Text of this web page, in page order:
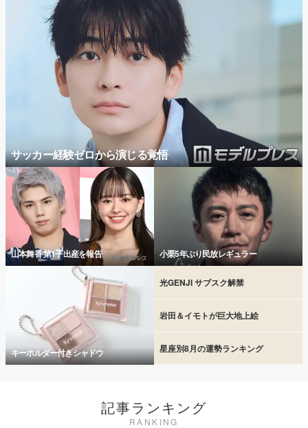
サッカー経験ゼロから演じる覚悟
山本舞香 第1子出産を報告 小栗5年ぶり民放レギュラー
キーホルダー付きシャドウ
光GENJI サブスク解禁
岩田＆イモトが巨大地上絵
星座別8月の運勢ランキング
記事ランキング
RANKING